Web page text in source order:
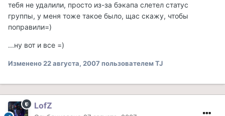
тебя не удалили, просто из-за бэкапа слетел статус
группы, у меня тоже такое было, щас скажу, чтобы
поправили=)
...ну вот и все =)
Изменено22 августа, 2007 пользователем TJ
LofZ